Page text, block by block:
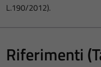
L.190/2012).
Riferimenti